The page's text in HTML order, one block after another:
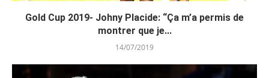
Gold Cup 2019- Johny Placide: “Ça m’a permis de
montrer que je...
14/07/2019